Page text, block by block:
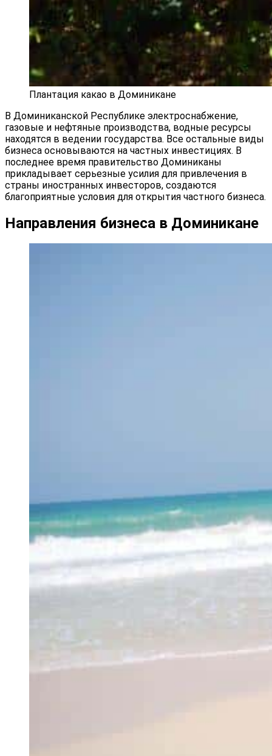
Плантация какао в Доминикане
В Доминиканской Республике электроснабжение,
газовые и нефтяные производства, водные ресурсы
находятся в ведении государства. Все остальные виды
бизнеса основываются на частных инвестициях. В
последнее время правительство Доминиканы
прикладывает серьезные усилия для привлечения в
страны иностранных инвесторов, создаются
благоприятные условия для открытия частного бизнеса.
Направления бизнеса в Доминикане